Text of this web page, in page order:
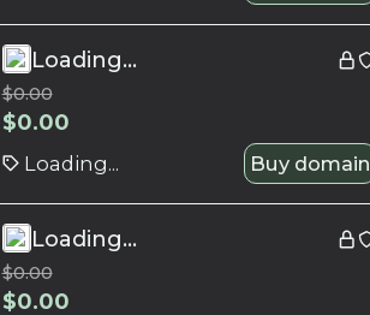
Loading...
$0.00
$0.00
Loading... Buy domain
Loading...
$0.00
$0.00